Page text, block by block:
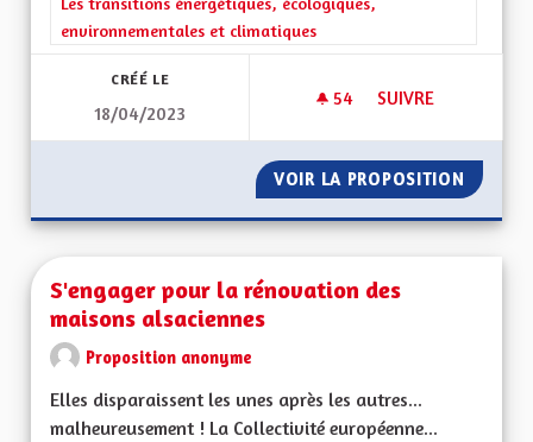
environnementales et climatiques
CRÉÉ LE
18/04/2023
54 54 ABONNÉS
SUIVRE
VOIR LA PROPOSITION
S'engager pour la rénovation des
maisons alsaciennes
Proposition anonyme
Elles disparaissent les unes après les autres...
malheureusement ! La Collectivité européenne...